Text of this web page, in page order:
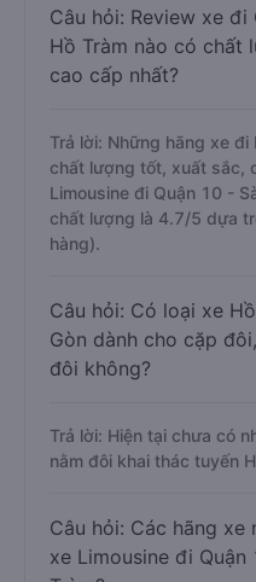
Câu hỏi: Review xe
Hồ Tràm nào có chất
cao cấp nhất?
Trả lời: Những hãng xe đi
chất lượng tốt, xuất sắc,
Limousine đi Quận 10 -
chất lượng là 4.7/5 dựa
hàng).
Câu hỏi: Có loại xe
Gòn dành cho cặp
đôi không?
Trả lời: Hiện tại chưa có
nằm đôi khai thác tuyến
Câu hỏi: Các hãng xe
xe Limousine đi